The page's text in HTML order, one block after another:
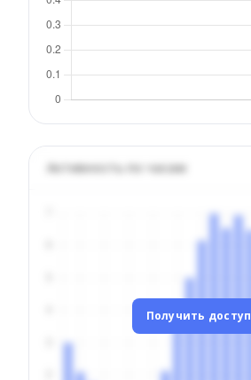
Активность по часам
Получить доступ